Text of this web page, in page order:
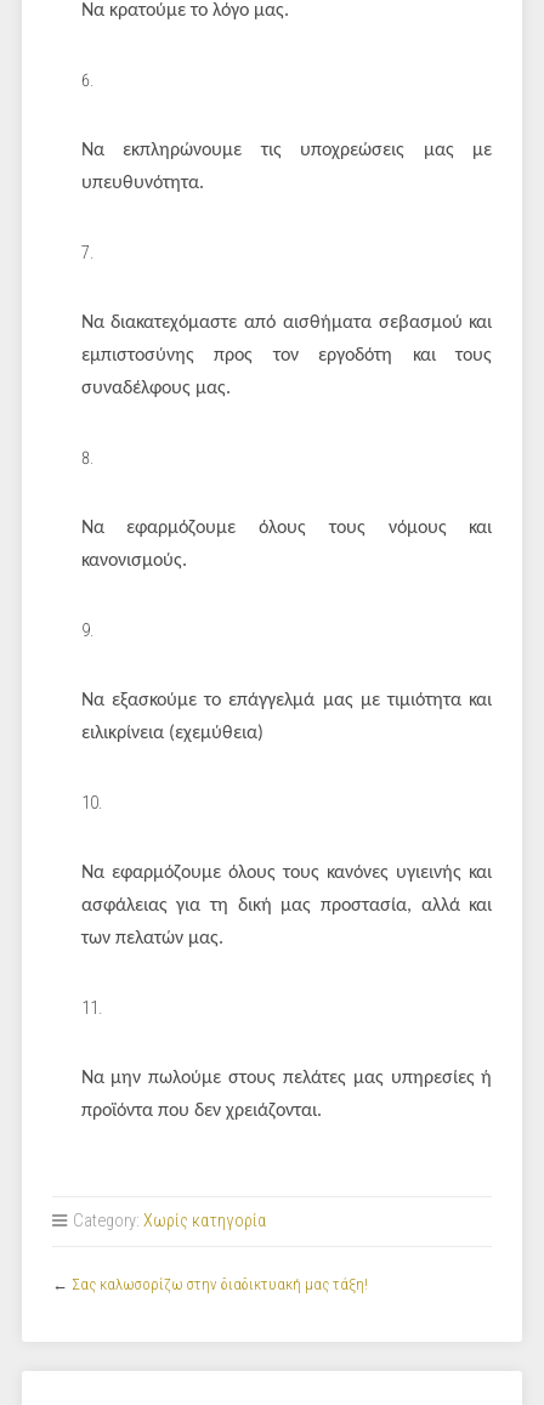
Να κρατούμε το λόγο μας.
Να εκπληρώνουμε τις υποχρεώσεις μας με
υπευθυνότητα.
Να διακατεχόμαστε από αισθήματα σεβασμού και
εμπιστοσύνης προς τον εργοδότη και τους
συναδέλφους μας.
Να εφαρμόζουμε όλους τους νόμους και
κανονισμούς.
Να εξασκούμε το επάγγελμά μας με τιμιότητα και
ειλικρίνεια (εχεμύθεια)
Να εφαρμόζουμε όλους τους κανόνες υγιεινής και
ασφάλειας για τη δική μας προστασία, αλλά και
των πελατών μας.
Να μην πωλούμε στους πελάτες μας υπηρεσίες ή
προϊόντα που δεν χρειάζονται.
Category: Χωρίς κατηγορία
← Σας καλωσορίζω στην διαδικτυακή μας τάξη!